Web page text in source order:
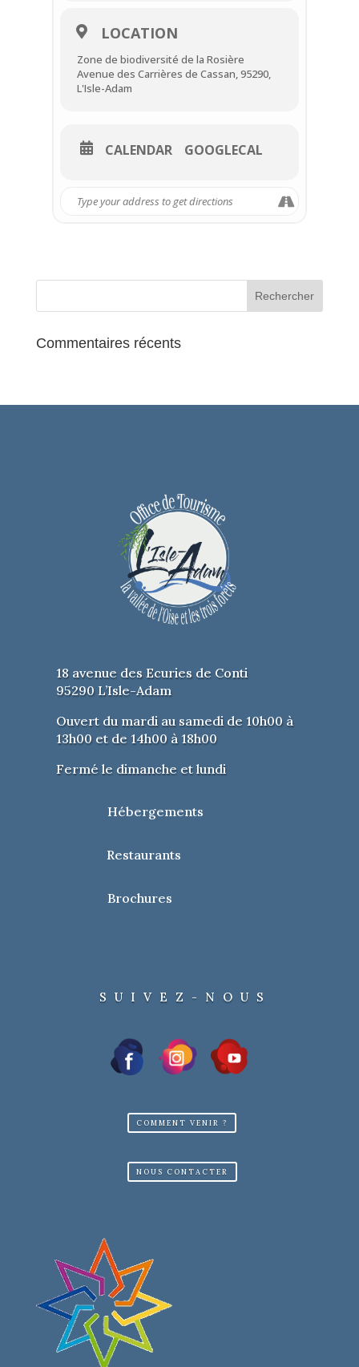
Durée: 1h00
Tarifs:3€ Adulte | Gratuit enfant
LOCATION
Zone de biodiversité de la Rosière
Avenue des Carrières de Cassan, 95290,
L'Isle-Adam
CALENDAR GOOGLECAL
Commentaires récents
18 avenue des Ecuries de Conti
95290 L’Isle-Adam
Ouvert du mardi au samedi de 10h00 à
13h00 et de 14h00 à 18h00
Fermé le dimanche et lundi
Hébergements
Restaurants
Brochures
SUIVEZ-NOUS
COMMENT VENIR ?
NOUS CONTACTER